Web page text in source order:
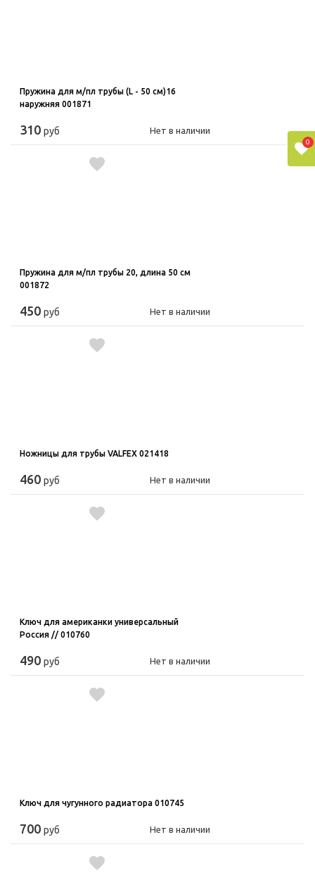
Пружина для м/пл трубы (L - 50 см)16
наружняя 001871
310 руб Нет в наличии
Пружина для м/пл трубы 20, длина 50 см
001872
450 руб Нет в наличии
Ножницы для трубы VALFEX 021418
460 руб Нет в наличии
Ключ для американки универсальный
Россия // 010760
490 руб Нет в наличии
Ключ для чугунного радиатора 010745
700 руб Нет в наличии
0